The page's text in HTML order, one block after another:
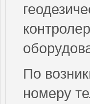
По
номеру